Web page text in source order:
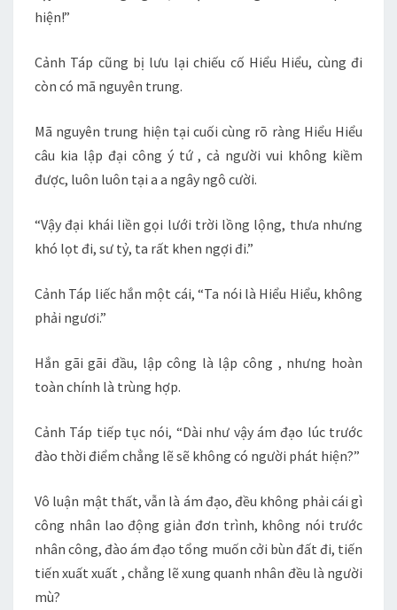
hiện!”
Cảnh Táp cũng bị lưu lại chiếu cố Hiểu Hiểu, cùng đi
còn có mã nguyên trung.
Mã nguyên trung hiện tại cuối cùng rõ ràng Hiểu Hiểu
câu kia lập đại công ý tứ , cả người vui không kiềm
được, luôn luôn tại a a ngây ngô cười.
“Vậy đại khái liền gọi lưới trời lồng lộng, thưa nhưng
khó lọt đi, sư tỷ, ta rất khen ngợi đi.”
Cảnh Táp liếc hắn một cái, “Ta nói là Hiểu Hiểu, không
phải ngươi.”
Hắn gãi gãi đầu, lập công là lập công , nhưng hoàn
toàn chính là trùng hợp.
Cảnh Táp tiếp tục nói, “Dài như vậy ám đạo lúc trước
đào thời điểm chẳng lẽ sẽ không có người phát hiện?”
Vô luận mật thất, vẫn là ám đạo, đều không phải cái gì
công nhân lao động giản đơn trình, không nói trước
nhân công, đào ám đạo tổng muốn cởi bùn đất đi, tiến
tiến xuất xuất , chẳng lẽ xung quanh nhân đều là người
mù?